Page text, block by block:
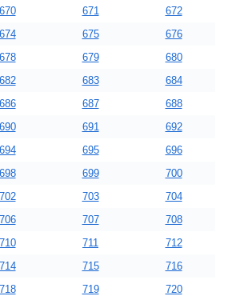
670 671
672
674 675
676
678 679
680
682 683
684
686 687
688
690 691
692
694 695
696
698 699
700
702 703
704
706 707
708
710 711
712
714 715
716
718 719
720